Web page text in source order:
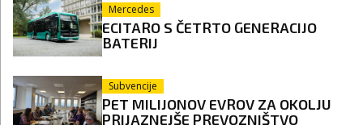
Mercedes
ECITARO S ČETRTO GENERACIJO
BATERIJ
Subvencije
PET MILIJONOV EVROV ZA OKOLJU
PRIJAZNEJŠE PREVOZNIŠTVO